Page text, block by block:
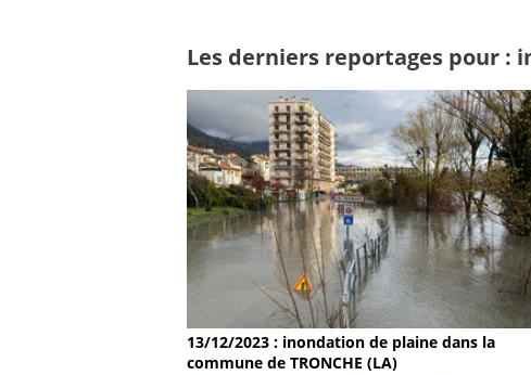
Les derniers reportages pour :
13/12/2023 : inondation de plaine dans la
commune de TRONCHE (LA)